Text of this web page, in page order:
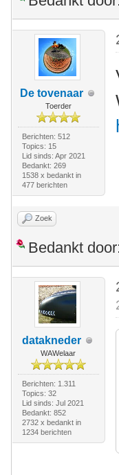
De tovenaar
Toerder
Berichten: 512
Topics: 15
Lid sinds: Apr 2021
Bedankt: 269
1538 x bedankt in
477 berichten
Zoek
Bedankt door:
datakneder
WAWelaar
Berichten: 1.311
Topics: 32
Lid sinds: Jul 2021
Bedankt: 852
2732 x bedankt in
1234 berichten